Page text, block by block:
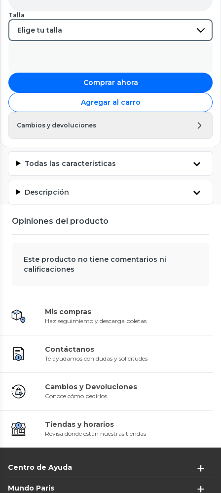
Talla
Comprar ahora
Agregar al carro
Cambios y devoluciones
Todas las características
Descripción
Opiniones del producto
Este producto no tiene comentarios ni
calificaciones
Mis compras
Haz seguimiento y descarga boletas
Contáctanos
Te ayudamos con dudas y solicitudes
Cambios y Devoluciones
Conoce cómo pedirlos
Tiendas y horarios
Revisa dónde están nuestras tiendas
Centro de Ayuda
Mundo Paris